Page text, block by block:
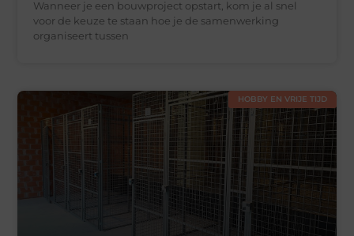
Wanneer je een bouwproject opstart, kom je al snel
voor de keuze te staan hoe je de samenwerking
organiseert tussen
HOBBY EN VRIJE TIJD